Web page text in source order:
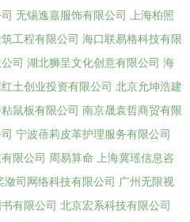
无锡逸嘉服饰有限公司
上海柏照
工程有限公司 海口联易格科技有限
司 湖北狮呈文化创意有限公司 海
红土创业投资有限公司 北京允坤浩建
鼠板有限公司 南京晟袁哲商贸有限
宁波蓓莉皮革护理服务有限公司
限公司 周易算命
上海冀瑶信息咨
潋司网络科技有限公司 广州无限视
有限公司 北京宏系科技有限公司